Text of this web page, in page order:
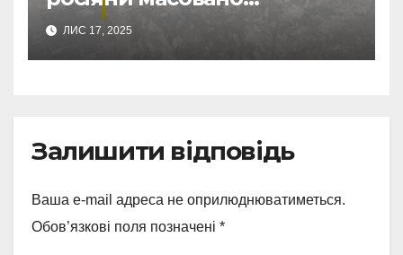
обстріляли Сумщину
ЛИС 17, 2025
Залишити відповідь
Ваша e-mail адреса не оприлюднюватиметься.
Обов’язкові поля позначені *